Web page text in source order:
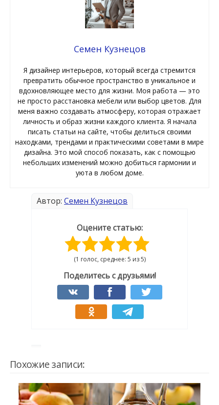
Семен Кузнецов
Я дизайнер интерьеров, который всегда стремится
превратить обычное пространство в уникальное и
вдохновляющее место для жизни. Моя работа — это
не просто расстановка мебели или выбор цветов. Для
меня важно создавать атмосферу, которая отражает
личность и образ жизни каждого клиента. Я начала
писать статьи на сайте, чтобы делиться своими
находками, трендами и практическими советами в мире
дизайна. Это мой способ показать, как с помощью
небольших изменений можно добиться гармонии и
уюта в любом доме.
Автор: Семен Кузнецов
Оцените статью:
(1 голос, среднее: 5 из 5)
Поделитесь с друзьями!
Похожие записи: